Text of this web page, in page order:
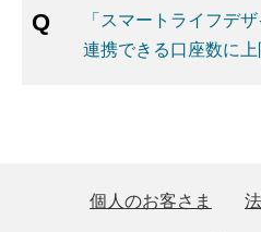
「スマートライフデ
連携できる口座数に
個人のお客さま